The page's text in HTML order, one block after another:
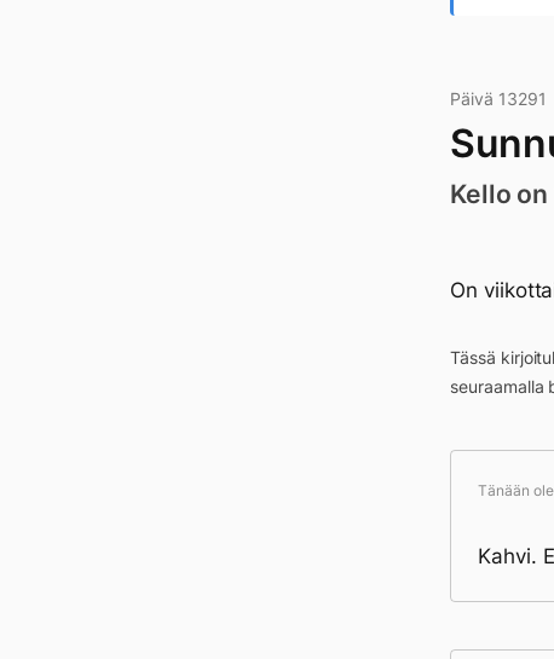
Päivä 13291
Kello
On
Tässä
seuraamalla
Tänään
Kahvi.